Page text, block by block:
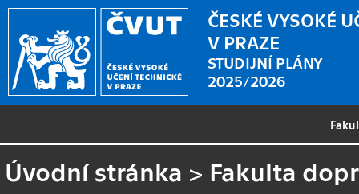
ČESKÉ VYSOKÉ
V PRAZE
STUDIJNÍ PLÁNY
2025/2026
Úvodní stránka > Fakulta